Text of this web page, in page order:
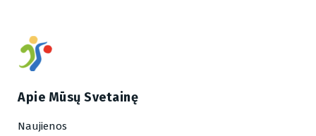
Apie Mūsų Svetainę
Naujienos